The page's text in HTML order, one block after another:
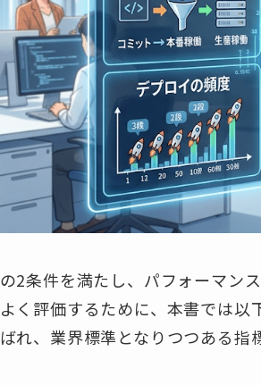
の2条件を満たし、パフォーマン
く評価するために、本書では
れ、業界標準となりつつある指